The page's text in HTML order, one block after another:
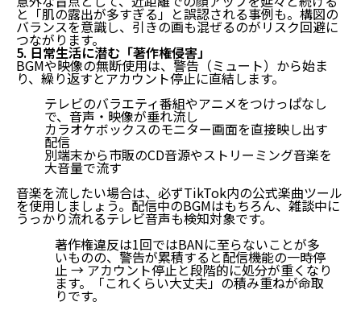
と「肌の露出が多すぎる」と誤認される事例も。 構図の
バランスを意識し、引きの画も混ぜるのがリスク回避に
つながります。
5. 日常生活に潜む「著作権侵害」
BGMや映像の無断使用は、警告（ミュート）から始ま
り、繰り返すとアカウント停止に直結します。
テレビのバラエティ番組やアニメをつけっぱなし
で、音声・映像が垂れ流し
カラオケボックスのモニター画面を直接映し出す
配信
別端末から市販のCD音源やストリーミング音楽を
大音量で流す
音楽を流したい場合は、必ずTikTok内の公式楽曲ツール
を使用しましょう。配信中のBGMはもちろん、雑談中に
うっかり流れるテレビ音声も検知対象です。
著作権違反は1回ではBANに至らないことが多
いものの、警告が累積すると配信機能の一時停
止 → アカウント停止と段階的に処分が重くなり
ます。「これくらい大丈夫」の積み重ねが命取
りです。